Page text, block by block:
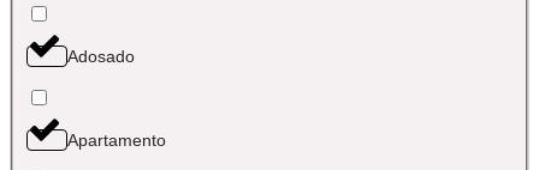
Adosado
Apartamento